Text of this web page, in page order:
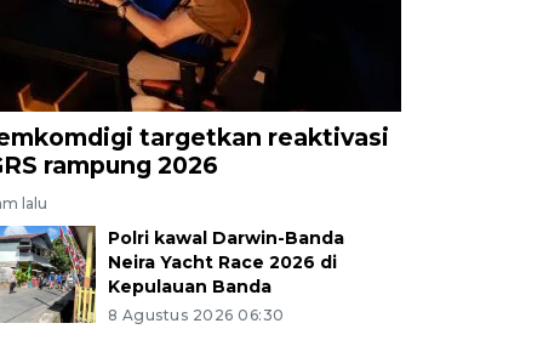
targetkan reaktivasi
rampung 2026
lalu
Polri kawal Darwin-Banda
Neira Yacht Race 2026 di
Kepulauan Banda
8 Agustus 2026 06:30